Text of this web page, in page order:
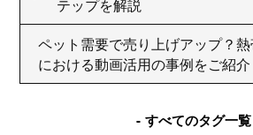
テップを解説
ペット需要で売り上げアップ？
における動画活用の事例をご紹介
すべてのタグ一覧